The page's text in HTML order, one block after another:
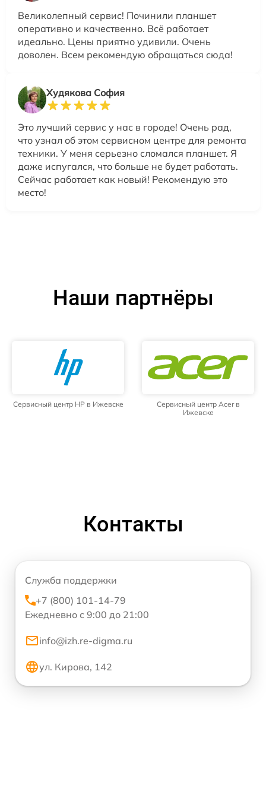
Великолепный сервис! Починили планшет
оперативно и качественно. Всё работает
идеально. Цены приятно удивили. Очень
доволен. Всем рекомендую обращаться сюда!
Худякова София
Это лучший сервис у нас в городе! Очень рад,
что узнал об этом сервисном центре для ремонта
техники. У меня серьезно сломался планшет. Я
даже испугался, что больше не будет работать.
Сейчас работает как новый! Рекомендую это
место!
Наши партнёры
Сервисный центр HP в Ижевске
Сервисный центр Acer в
Ижевске
Контакты
Служба поддержки
+7 (800) 101-14-79
Ежедневно с 9:00 до 21:00
info@izh.re-digma.ru
ул. Кирова, 142